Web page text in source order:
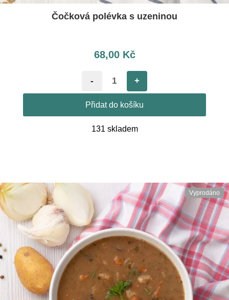
Čočková polévka s uzeninou
68,00 Kč
- +
Přidat do košíku
131 skladem
Vyprodáno